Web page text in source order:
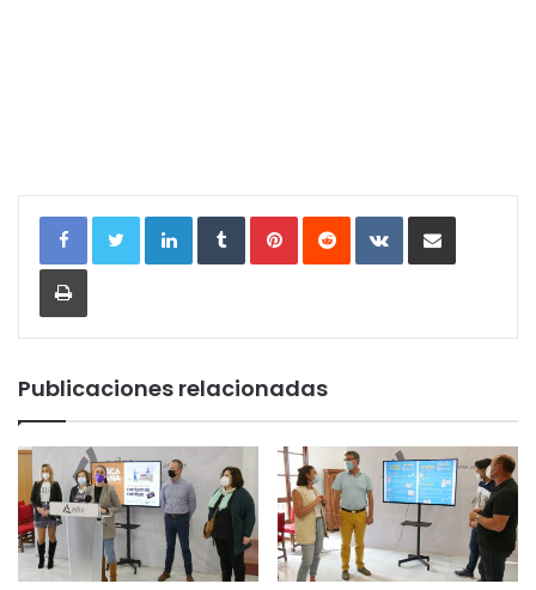
LinkedInTumblrPinterestReddit VKontakteCompartir por correo
Imprimir
Publicaciones relacionadas